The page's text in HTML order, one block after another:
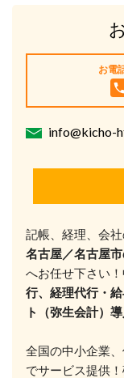
お電
info@kicho-
記帳、経理、会
名古屋／名古屋
へお任せ下さい
行、経理代行・
ト（弥生会計）
全国の中小企業
でサービス提供